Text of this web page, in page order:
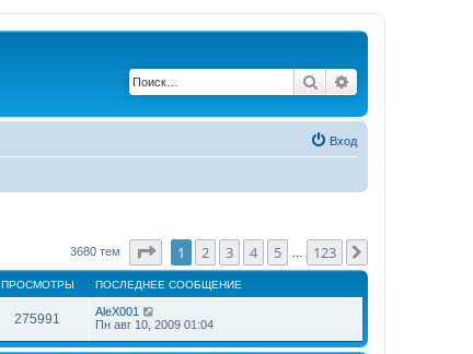
Поиск
Вход
3680 тем Страница 1 из123
1 2 3 4 5 123
ПРОСМОТРЫ ПОСЛЕДНЕЕ СООБЩЕНИЕ
275991
AleX001
Пн авг 10, 2009 01:04